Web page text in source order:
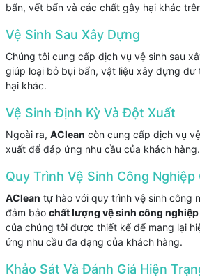
bẩn, vết bẩn và các chất gây hại khác
Vệ Sinh Sau Xây Dựng
Chúng tôi cung cấp dịch vụ vệ sinh sau
giúp loại bỏ bụi bẩn, vật liệu xây dựng
hại khác.
Vệ Sinh Định Kỳ Và Đột Xuất
Ngoài ra, AClean còn cung cấp dịch vụ
xuất để đáp ứng nhu cầu của khách hàng.
Quy Trình Vệ Sinh Công
AClean tự hào với quy trình vệ sinh công
đảm bảo chất lượng vệ sinh công nghiệp
của chúng tôi được thiết kế để mang lại
ứng nhu cầu đa dạng của khách hàng.
Khảo Sát Và Đánh Giá Hiện